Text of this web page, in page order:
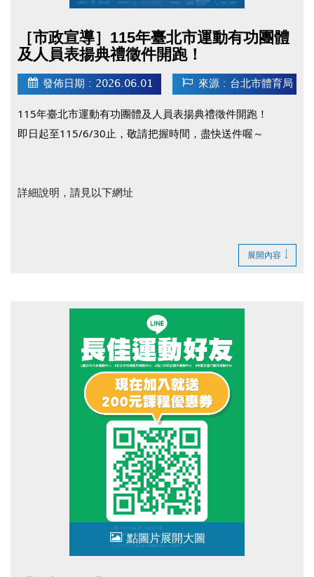
［市政宣導］115年臺北市運動有功團體
及人員表揚典禮徵件開跑！
發佈日期 : 2026.06.01 來源 : 台北市體育局
115年臺北市運動有功團體及人員表揚典禮徵件開跑！
即日起至115/6/30止，敬請把握時間，盡快送件喔～
詳細說明，請見以下網址
臺北市運動有功團體及人員表揚典禮FB粉絲專頁(開啟新視
展開內容
點圖片展開大圖